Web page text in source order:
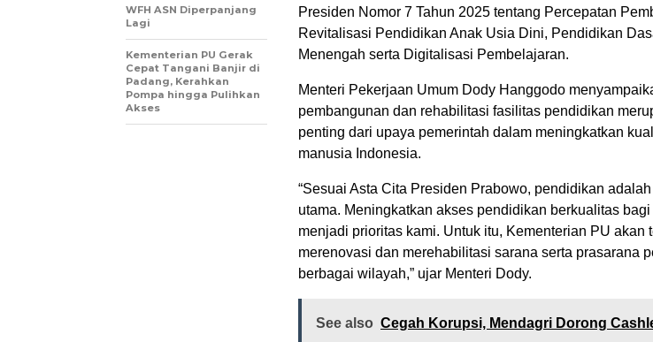
Presiden Nomor 7 Tahun 2025 tentang Percepatan
Revitalisasi Pendidikan Anak Usia Dini, Pendidikan
Menengah serta Digitalisasi Pembelajaran.
Menteri Pekerjaan Umum Dody Hanggodo
pembangunan dan rehabilitasi fasilitas pendidikan
penting dari upaya pemerintah dalam meningkatkan
manusia Indonesia.
“Sesuai Asta Cita Presiden Prabowo, pendidikan
utama. Meningkatkan akses pendidikan berkualitas
menjadi prioritas kami. Untuk itu, Kementerian PU akan
merenovasi dan merehabilitasi sarana serta prasarana
berbagai wilayah,” ujar Menteri Dody.
See also Cegah Korupsi, Mendagri Dorong
WFH ASN Diperpanjang
Lagi
Kementerian PU Gerak
Cepat Tangani Banjir di
Padang, Kerahkan
Pompa hingga Pulihkan
Akses